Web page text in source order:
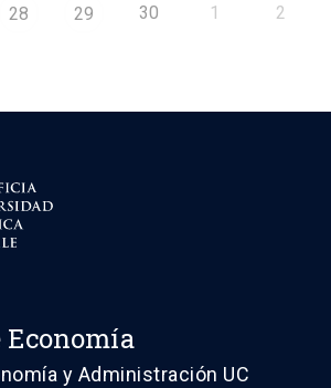
28 29 30 1 2
y Administración UC